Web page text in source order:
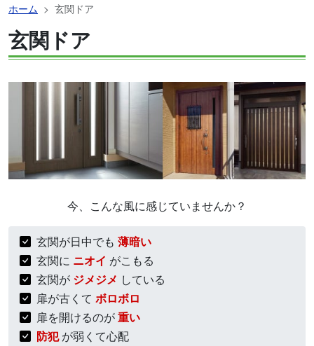
ホーム 玄関ドア
玄関ドア
今、こんな風に感じていませんか？
玄関が日中でも 薄暗い
玄関に ニオイ がこもる
玄関が ジメジメ している
扉が古くて ボロボロ
扉を開けるのが重い
防犯が弱くて心配